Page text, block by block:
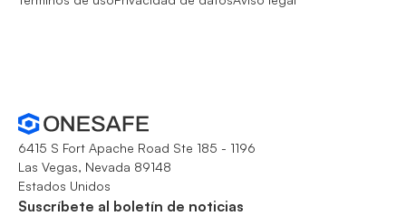
6415 S Fort Apache Road Ste 185 - 1196
Las Vegas, Nevada 89148
Estados Unidos
Suscríbete al boletín de noticias